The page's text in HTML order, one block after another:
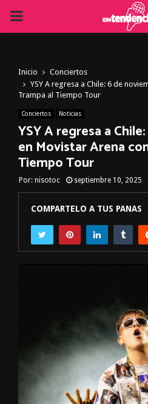
PRIMARY
Inicio
Conciertos
YSY A regresa a Chile: 6 de
Trampa al Tiempo Tour
Conciertos Noticias
YSY A regresa a
en Movistar Arena
Tiempo Tour
Por: nisotoc septiembre 10, 2025
COMPARTELO A TUS PANAS